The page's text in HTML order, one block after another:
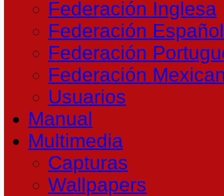
Federación Inglesa
Federación
Federación
Federación
Usuarios
Manual
Multimedia
Capturas
Wallpapers